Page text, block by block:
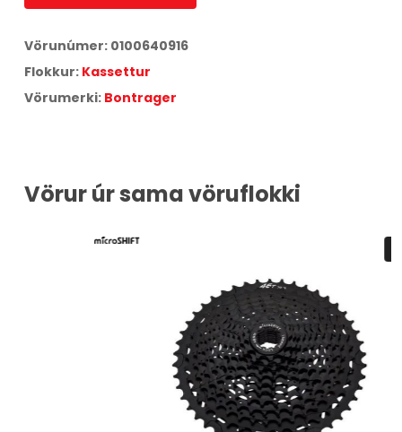
Vörunúmer: 0100640916
Flokkur: Kassettur
Vörumerki: Bontrager
Vörur úr sama vöruflokki